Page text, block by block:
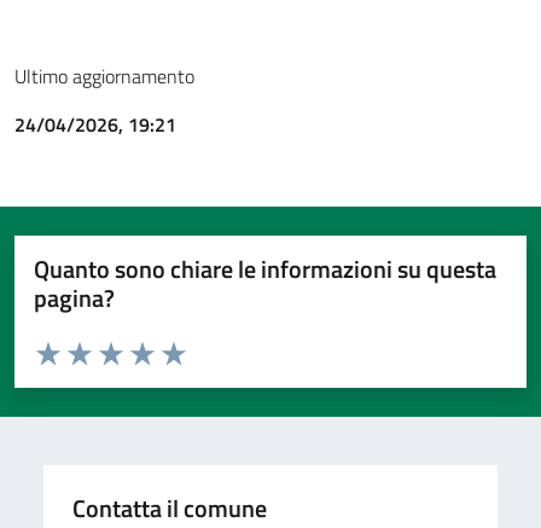
Ultimo aggiornamento
24/04/2026, 19:21
Quanto sono chiare le informazioni su questa
pagina?
Valuta da 1 a 5 stelle la pagina
Valuta 5 stelle su 5
Valuta 4 stelle su 5
Valuta 3 stelle su 5
Valuta 2 stelle su 5
Valuta 1 stelle su 5
Contatta il comune